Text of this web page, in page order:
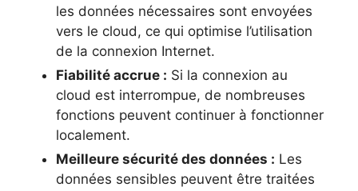
les données nécessaires sont envoyées
vers le cloud, ce qui optimise l’utilisation
de la connexion Internet.
Fiabilité accrue : Si la connexion au
cloud est interrompue, de nombreuses
fonctions peuvent continuer à fonctionner
localement.
Meilleure sécurité des données : Les
données sensibles peuvent être traitées